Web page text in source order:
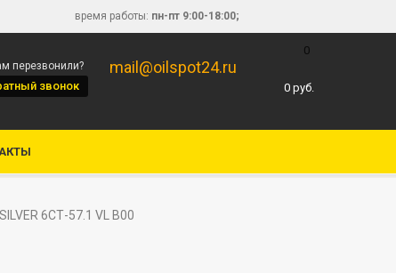
0
0руб.
время работы: пн-пт 9:00-18:00;
перезвонили?
звонок
mail@oilspot24.ru
6СТ-57.1 VL B00